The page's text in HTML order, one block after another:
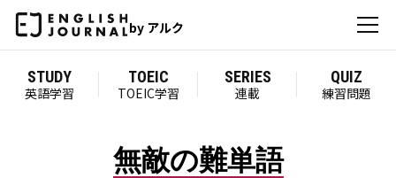
by アルク
STUDY
英語学習
TOEIC
TOEIC学習
SERIES
連載
QUIZ
練習問題
無敵の難単語